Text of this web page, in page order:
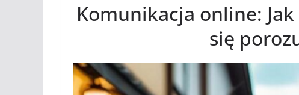
Komunikacja online:
się